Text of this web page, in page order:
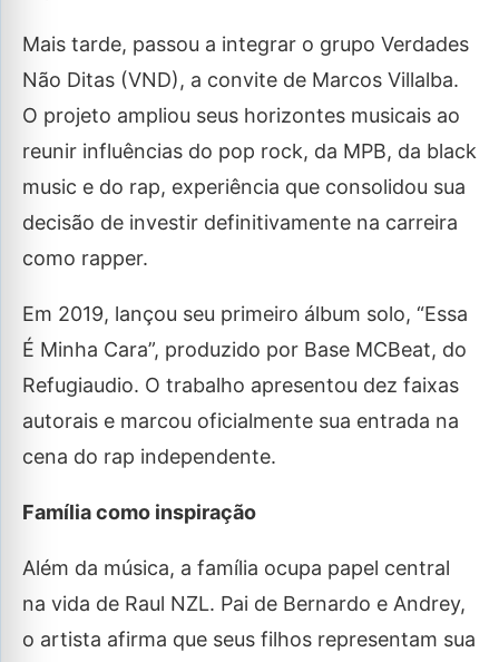
Mais tarde, passou a integrar o grupo Verdades
Não Ditas (VND), a convite de Marcos Villalba.
O projeto ampliou seus horizontes musicais ao
reunir influências do pop rock, da MPB, da black
music e do rap, experiência que consolidou sua
decisão de investir definitivamente na carreira
como rapper.
Em 2019, lançou seu primeiro álbum solo, “Essa
É Minha Cara”, produzido por Base MCBeat, do
Refugiaudio. O trabalho apresentou dez faixas
autorais e marcou oficialmente sua entrada na
cena do rap independente.
Família como inspiração
Além da música, a família ocupa papel central
na vida de Raul NZL. Pai de Bernardo e Andrey,
o artista afirma que seus filhos representam sua